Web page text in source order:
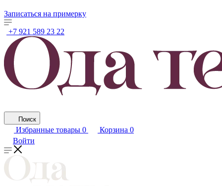
Записаться на примерку
+7 921 589 23 22
Поиск
Избранные товары 0 Корзина 0
Войти